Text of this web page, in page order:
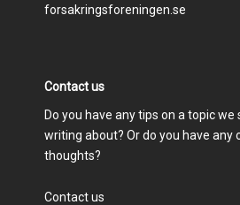
forsakringsforeningen.se
Contact us
Do you have any tips on a topic we
writing about? Or do you have any
thoughts?
Contact us